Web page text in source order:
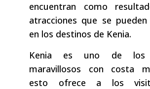
encuentran como
atracciones que se
en los destinos de Kenia.
Kenia es uno de los
maravillosos con costa
esto ofrece a los